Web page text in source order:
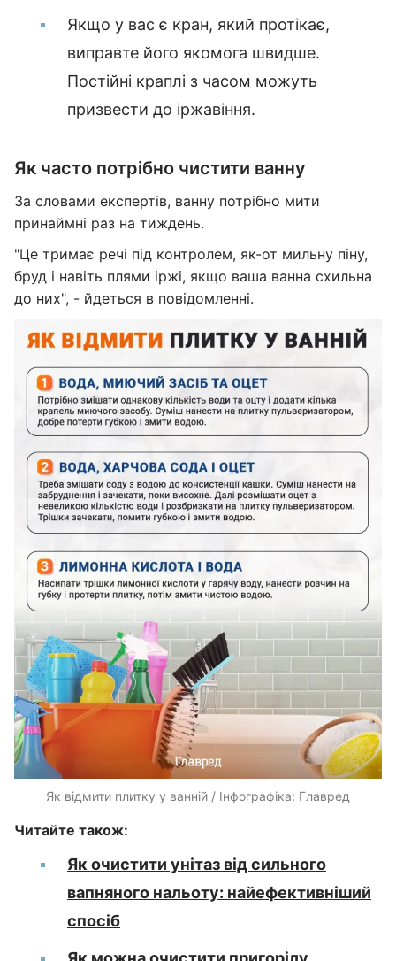
Якщо у вас є кран, який протікає,
виправте його якомога швидше.
Постійні краплі з часом можуть
призвести до іржавіння.
Як часто потрібно чистити ванну
За словами експертів, ванну потрібно мити
принаймні раз на тиждень.
"Це тримає речі під контролем, як-от мильну піну,
бруд і навіть плями іржі, якщо ваша ванна схильна
до них", - йдеться в повідомленні.
Як відмити плитку у ванній / Інфографіка: Главред
Читайте також:
Як очистити унітаз від сильного
вапняного нальоту: найефективніший
спосіб